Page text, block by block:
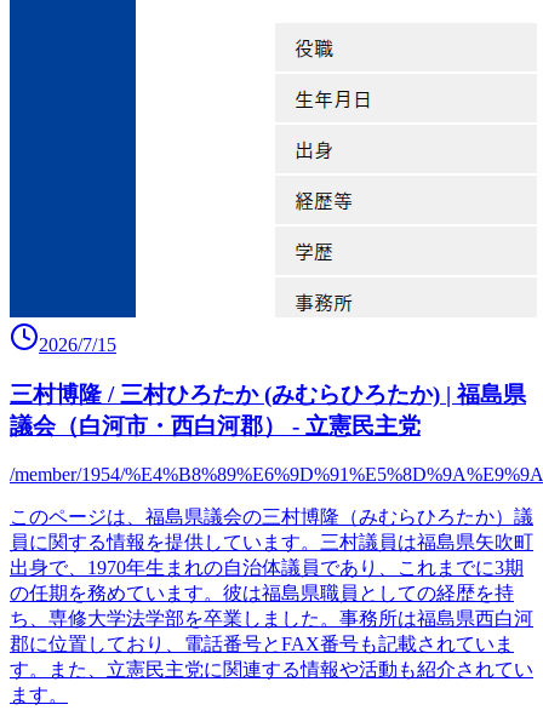
2026/7/15
三村博隆 / 三村ひろたか (みむらひろたか) | 福島県
議会（白河市・西白河郡） - 立憲民主党
/member/1954/
このページは、福島県議会の三村博隆（みむらひろたか）議
員に関する情報を提供しています。三村議員は福島県矢吹町
出身で、1970年生まれの自治体議員であり、これまでに3期
の任期を務めています。彼は福島県職員としての経歴を持
ち、専修大学法学部を卒業しました。事務所は福島県西白河
郡に位置しており、電話番号とFAX番号も記載されていま
す。また、立憲民主党に関連する情報や活動も紹介されてい
ます。